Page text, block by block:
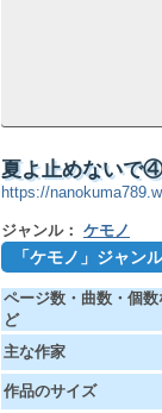
夏よ止めないで
https://
ジャンル： ケモノ
「ケモノ」ジャン
ページ数・曲数・個数
ど
主な作家
作品のサイズ